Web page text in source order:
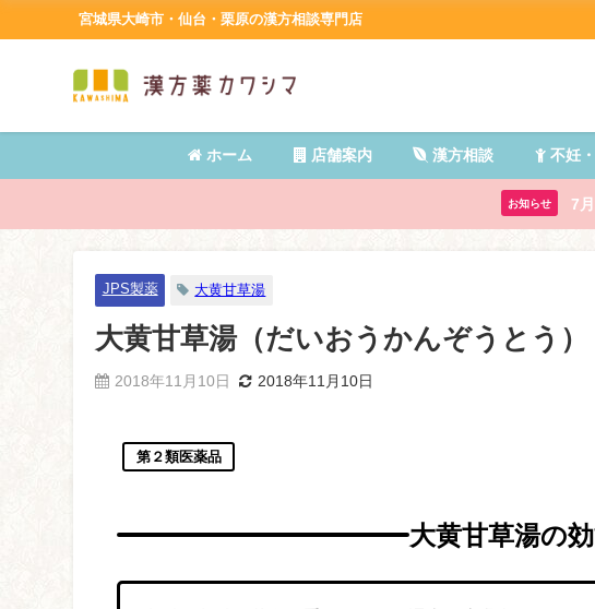
宮城県大崎市・仙台・栗原の漢方相談専門店
ホーム 店舗案内 漢方相談 不妊
お知らせ 7
JPS製薬 大黄甘草湯
大黄甘草湯（だいおうかんぞうとう）
2018年11月10日 2018年11月10日
第２類医薬品
大黄甘草湯の